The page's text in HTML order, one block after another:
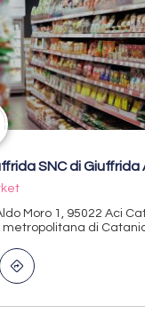
Moro 1, 95022 Aci
metropolitana di